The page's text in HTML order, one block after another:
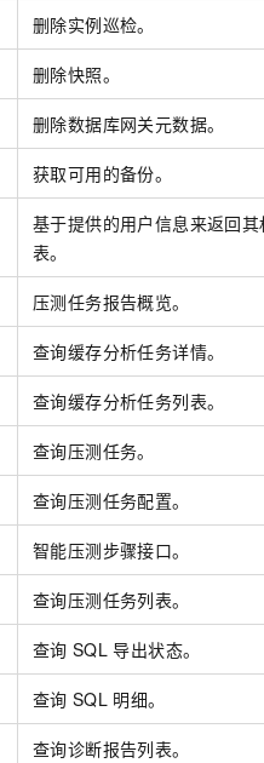
删除实例巡检。
删除快照。
删除数据库网关元数据。
获取可用的备份。
基于提供的用户信息来返回
表。
压测任务报告概览。
查询缓存分析任务详情。
查询缓存分析任务列表。
查询压测任务。
查询压测任务配置。
智能压测步骤接口。
查询压测任务列表。
查询 SQL 导出状态。
查询 SQL 明细。
查询诊断报告列表。